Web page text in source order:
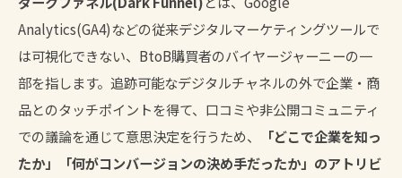
Analytics(GA4)などの従来デジタルマーケティングツールで
は可視化できない、BtoB購買者のバイヤージャーニーの一
部を指します。追跡可能なデジタルチャネルの外で企業・商
品とのタッチポイントを得て、口コミや非公開コミュニティ
での議論を通じて意思決定を行うため、
「どこで企業を知っ
たか」「何がコンバージョンの決め手だったか」のアトリビ